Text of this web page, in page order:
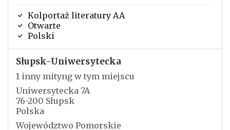
Kolportaż literatury AA
Otwarte
Polski
Słupsk-Uniwersytecka
1 inny mityng w tym miejscu
Uniwersytecka 7A
76-200 Słupsk
Polska
Województwo Pomorskie